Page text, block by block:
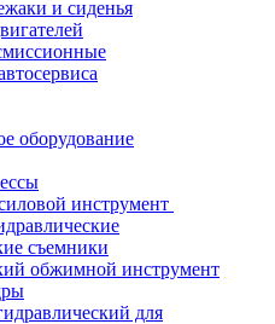
и сиденья
оборудование
инструмент
съемники
обжимной инструмент
для